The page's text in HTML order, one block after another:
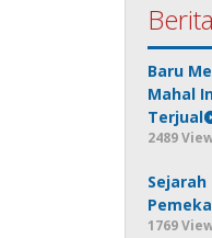
Baru
Mahal
Terjual
2489
1769